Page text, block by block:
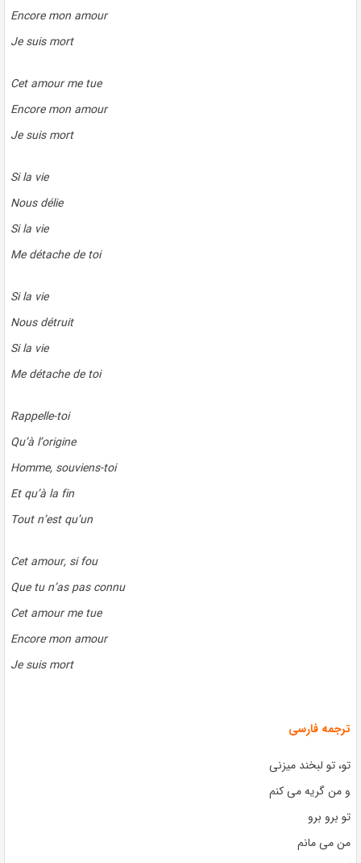
Encore mon amour
Je suis mort
Cet amour me tue
Encore mon amour
Je suis mort
Si la vie
Nous délie
Si la vie
Me détache de toi
Si la vie
Nous détruit
Si la vie
Me détache de toi
Rappelle-toi
Qu’à l’origine
Homme, souviens-toi
Et qu’à la fin
Tout n’est qu’un
Cet amour, si fou
Que tu n’as pas connu
Cet amour me tue
Encore mon amour
Je suis mort
ترجمه فارسی
تو، تو لبخند میزنی
و من گریه می کنم
تو برو برو
من می مانم